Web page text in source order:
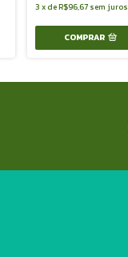
3 xdeR$96,67 sem juros
COMPRAR